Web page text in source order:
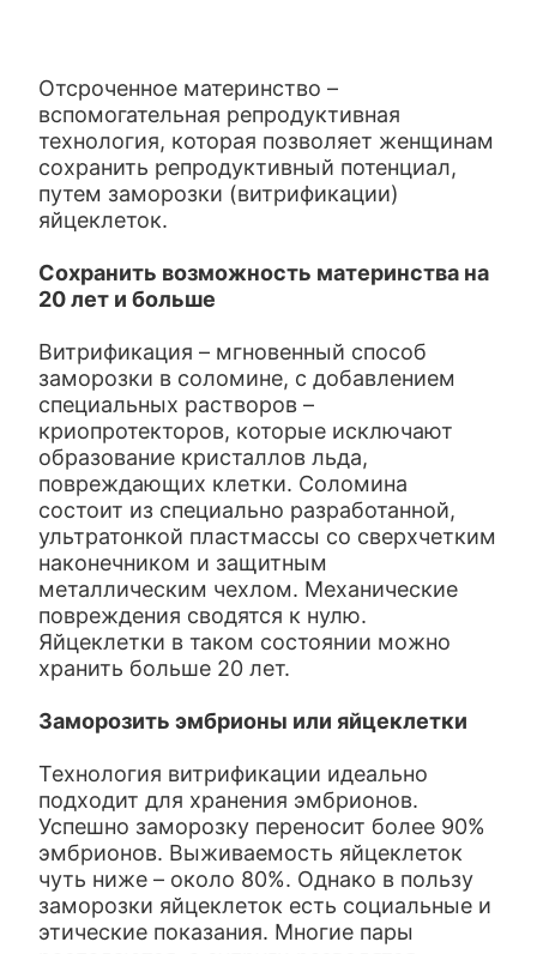
Отсроченное материнство –
вспомогательная репродуктивная
технология, которая позволяет женщинам
сохранить репродуктивный потенциал,
путем заморозки (витрификации)
яйцеклеток.
Сохранить возможность материнства на
20 лет и больше
Витрификация – мгновенный способ
заморозки в соломине, с добавлением
специальных растворов –
криопротекторов, которые исключают
образование кристаллов льда,
повреждающих клетки. Соломина
состоит из специально разработанной,
ультратонкой пластмассы со сверхчетким
наконечником и защитным
металлическим чехлом. Механические
повреждения сводятся к нулю.
Яйцеклетки в таком состоянии можно
хранить больше 20 лет.
Заморозить эмбрионы или яйцеклетки
Технология витрификации идеально
подходит для хранения эмбрионов.
Успешно заморозку переносит более 90%
эмбрионов. Выживаемость яйцеклеток
чуть ниже – около 80%. Однако в пользу
заморозки яйцеклеток есть социальные и
этические показания. Многие пары